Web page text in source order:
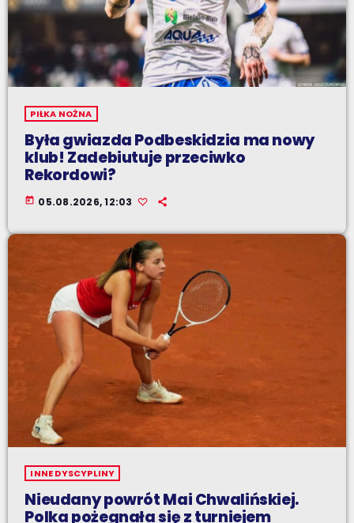
PIŁKA NOŻNA
Była gwiazda Podbeskidzia ma nowy
klub! Zadebiutuje przeciwko
Rekordowi?
today 05.08.2026, 12:03
INNE DYSCYPLINY
Nieudany powrót Mai Chwalińskiej.
Polka pożegnała się z turniejem